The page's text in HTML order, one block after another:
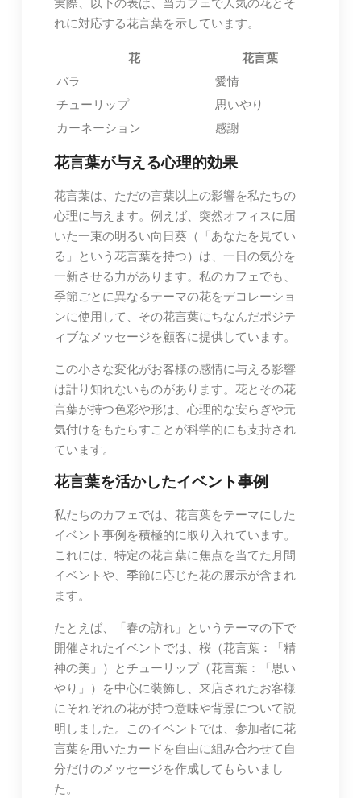
れに対応する花言葉を示しています。
花
花言葉
バラ
愛情
チューリップ
思いやり
カーネーション
感謝
花言葉が与える心理的効果
花言葉は、ただの言葉以上の影響を私たちの
心理に与えます。例えば、突然オフィスに届
いた一束の明るい向日葵（「あなたを見てい
る」という花言葉を持つ）は、一日の気分を
一新させる力があります。私のカフェでも、
季節ごとに異なるテーマの花をデコレーショ
ンに使用して、その花言葉にちなんだポジテ
ィブなメッセージを顧客に提供しています。
この小さな変化がお客様の感情に与える影響
は計り知れないものがあります。花とその花
言葉が持つ色彩や形は、心理的な安らぎや元
気付けをもたらすことが科学的にも支持され
ています。
花言葉を活かしたイベント事例
私たちのカフェでは、花言葉をテーマにした
イベント事例を積極的に取り入れています。
これには、特定の花言葉に焦点を当てた月間
イベントや、季節に応じた花の展示が含まれ
ます。
たとえば、「春の訪れ」というテーマの下で
開催されたイベントでは、桜（花言葉：「精
神の美」）とチューリップ（花言葉：「思い
やり」）を中心に装飾し、来店されたお客様
にそれぞれの花が持つ意味や背景について説
明しました。このイベントでは、参加者に花
言葉を用いたカードを自由に組み合わせて自
分だけのメッセージを作成してもらいまし
た。